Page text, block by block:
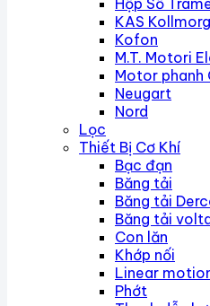
Hộp Số
KAS
Kofon
M.T. Motori
Motor phanh
Neugart
Nord
Lọc
Thiết Bị Cơ Khí
Bạc đạn
Băng tải
Băng tải
Băng tải
Con lăn
Khớp nối
Linear
Phớt